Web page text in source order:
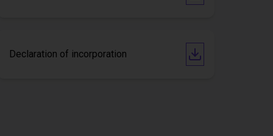
Declaration of incorporation